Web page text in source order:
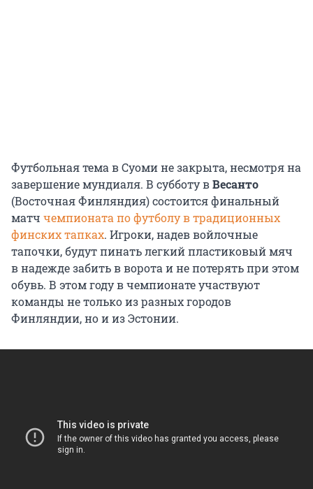
Футбольная тема в Суоми не закрыта, несмотря на
завершение мундиаля. В субботу вВесанто
(Восточная Финляндия) состоится финальный
матч чемпионата по футболу в традиционных
финских тапках. Игроки, надев войлочные
тапочки, будут пинать легкий пластиковый мяч
в надежде забить в ворота и не потерять при этом
обувь. В этом году в чемпионате участвуют
команды не только из разных городов
Финляндии, но и из Эстонии.